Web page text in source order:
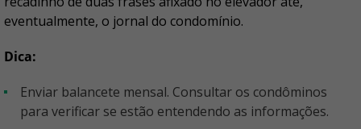
eventualmente, o jornal do condomínio.
Dica:
Enviar balancete mensal. Consultar os condôminos
para verificar se estão entendendo as informações.